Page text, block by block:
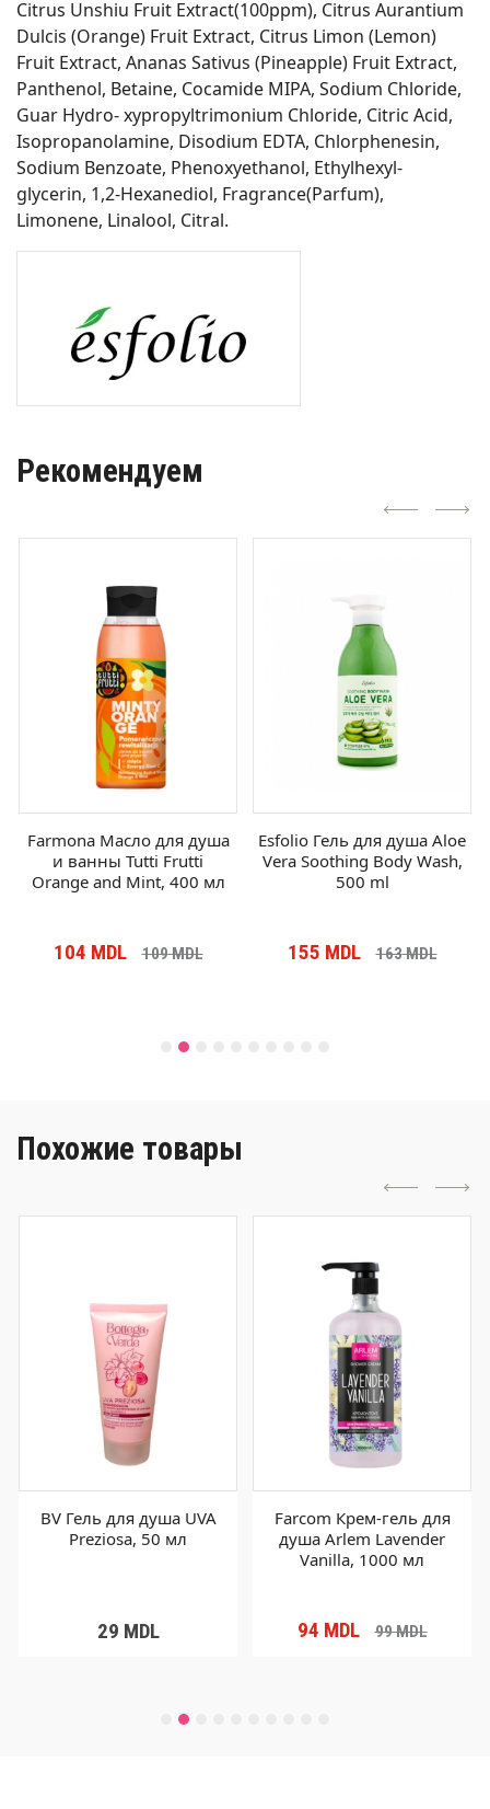
Citrus Unshiu Fruit Extract(100ppm), Citrus Aurantium
Dulcis (Orange) Fruit Extract, Citrus Limon (Lemon)
Fruit Extract, Ananas Sativus (Pineapple) Fruit Extract,
Panthenol, Betaine, Cocamide MIPA, Sodium Chloride,
Guar Hydro- xypropyltrimonium Chloride, Citric Acid,
Isopropanolamine, Disodium EDTA, Chlorphenesin,
Sodium Benzoate, Phenoxyethanol, Ethylhexyl-
glycerin, 1,2-Hexanediol, Fragrance(Parfum),
Limonene, Linalool, Citral.
Рекомендуем
Farmona Масло для душа
и ванны Tutti Frutti
Orange and Mint, 400 мл
104 MDL 109MDL
Esfolio Гель для душа Aloe
Vera Soothing Body Wash,
500 ml
155 MDL 163MDL
Похожие товары
BV Гель для душа UVA
Preziosa, 50 мл
29 MDL
Farcom Крем-гель для
душа Arlem Lavender
Vanilla, 1000 мл
94 MDL 99MDL